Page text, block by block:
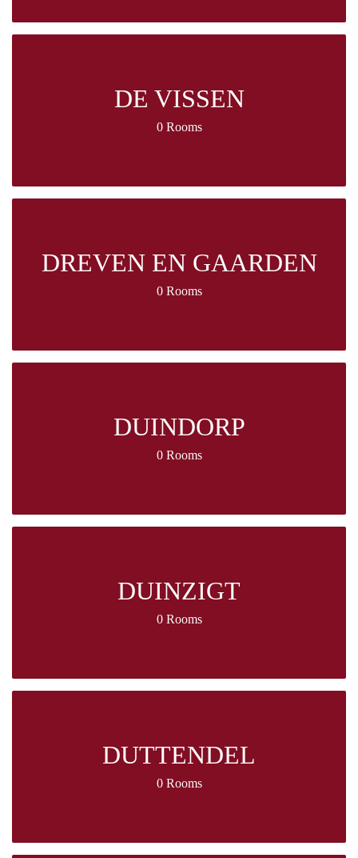
DE VISSEN
0 Rooms
DREVEN EN GAARDEN
0 Rooms
DUINDORP
0 Rooms
DUINZIGT
0 Rooms
DUTTENDEL
0 Rooms